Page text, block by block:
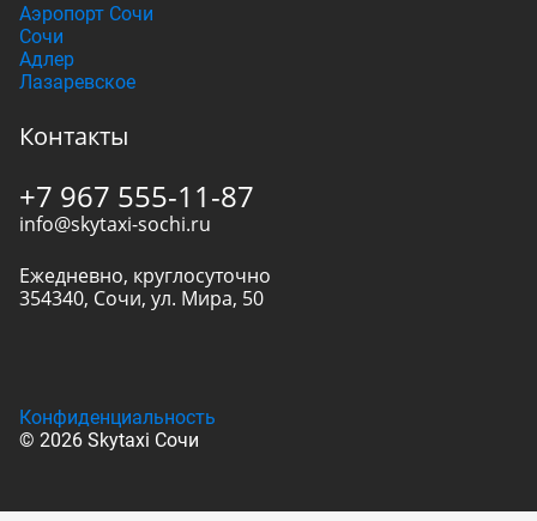
Аэропорт Сочи
Сочи
Адлер
Лазаревское
Контакты
+7 967 555-11-87
info@skytaxi-sochi.ru
Ежедневно, круглосуточно
354340, Сочи, ул. Мира, 50
© 2026 Skytaxi Сочи
Конфиденциальность